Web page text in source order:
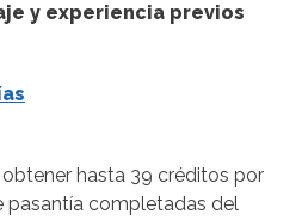
y experiencia previos
hasta 39 créditos por
pasantía completadas del